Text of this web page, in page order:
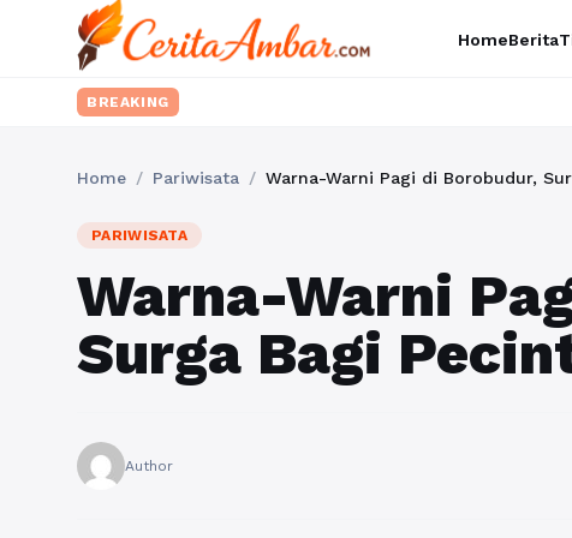
HomeBerita
BREAKING
Home / Pariwisata / Warna-Warni Pagi di Borobudur,
PARIWISATA
Warna-Warni
Surga Bagi
Author